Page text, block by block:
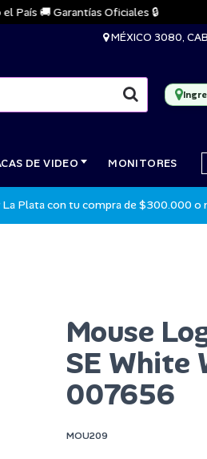
🚚 Garantías Oficiales 🔒
MÉXICO 3080,
DE VIDEO MONITORES
La Plata con tu compra de $300.000 o
Mouse
SE White
007656
MOU209